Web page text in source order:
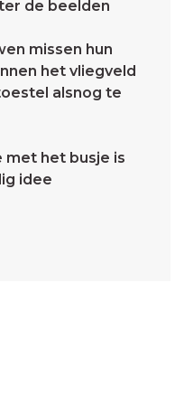
de beelden
missen hun
het vliegveld
alsnog te
met het busje is
idee